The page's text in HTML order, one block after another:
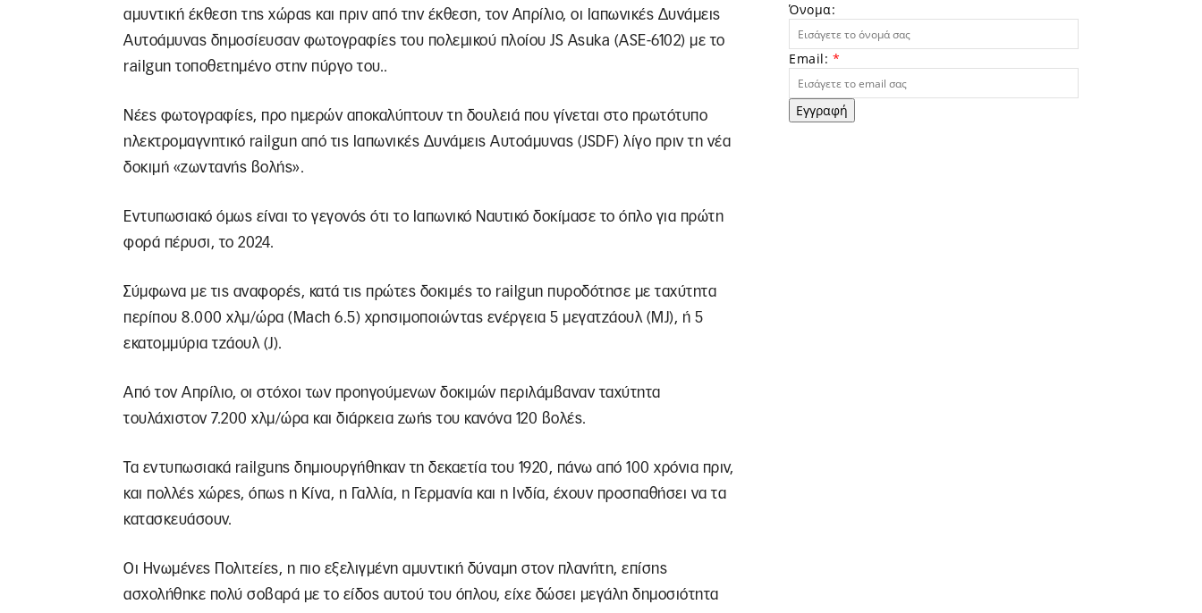
αμυντική έκθεση της χώρας και πριν από την έκθεση, τον Απρίλιο, οι Ιαπωνικές Δυνάμεις
Αυτοάμυνας δημοσίευσαν φωτογραφίες του πολεμικού πλοίου JS Asuka (ASE-6102) με το
railgun τοποθετημένο στην πύργο του..
Νέες φωτογραφίες, προ ημερών αποκαλύπτουν τη δουλειά που γίνεται στο πρωτότυπο
ηλεκτρομαγνητικό railgun από τις Ιαπωνικές Δυνάμεις Αυτοάμυνας (JSDF) λίγο πριν τη νέα
δοκιμή «ζωντανής βολής».
Εντυπωσιακό όμως είναι το γεγονός ότι το Ιαπωνικό Ναυτικό δοκίμασε το όπλο για πρώτη
φορά πέρυσι, το 2024.
Σύμφωνα με τις αναφορές, κατά τις πρώτες δοκιμές το railgun πυροδότησε με ταχύτητα
περίπου 8.000 χλμ/ώρα (Mach 6.5) χρησιμοποιώντας ενέργεια 5 μεγατζάουλ (MJ), ή 5
εκατομμύρια τζάουλ (J).
Από τον Απρίλιο, οι στόχοι των προηγούμενων δοκιμών περιλάμβαναν ταχύτητα
τουλάχιστον 7.200 χλμ/ώρα και διάρκεια ζωής του κανόνα 120 βολές.
Τα εντυπωσιακά railguns δημιουργήθηκαν τη δεκαετία του 1920, πάνω από 100 χρόνια πριν,
και πολλές χώρες, όπως η Κίνα, η Γαλλία, η Γερμανία και η Ινδία, έχουν προσπαθήσει να τα
κατασκευάσουν.
Οι Ηνωμένες Πολιτείες, η πιο εξελιγμένη αμυντική δύναμη στον πλανήτη, επίσης
ασχολήθηκε πολύ σοβαρά με το είδος αυτού του όπλου, είχε δώσει μεγάλη δημοσιότητα
Όνομα:
Email: *
Εγγραφή